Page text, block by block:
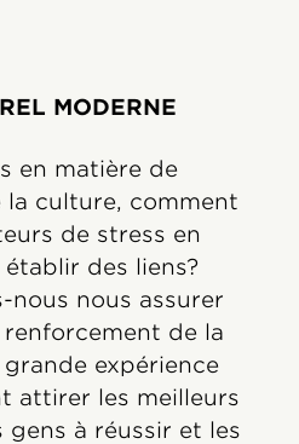
MODERNE
en matière de
culture, comment
de stress en
des liens?
nous nous assurer
de la
expérience
attirer les meilleurs
à réussir et les